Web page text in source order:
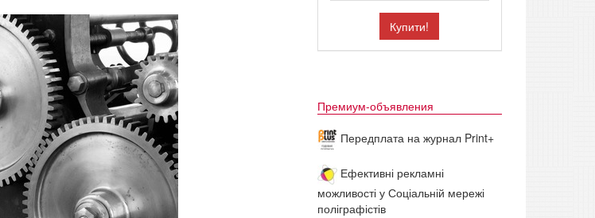
Купити!
Премиум-объявления
Передплата на журнал Print+
Ефективні рекламні
можливості у Соціальній мережі
поліграфістів